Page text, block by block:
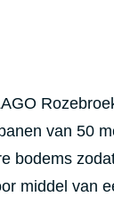
van 50
bodems
middel van